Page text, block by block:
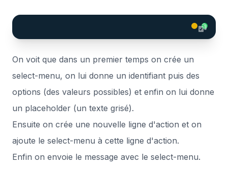
On voit que dans un premier temps on crée un
select-menu, on lui donne un identifiant puis des
options (des valeurs possibles) et enfin on lui donne
un placeholder (un texte grisé).
Ensuite on crée une nouvelle ligne d'action et on
ajoute le select-menu à cette ligne d'action.
Enfin on envoie le message avec le select-menu.